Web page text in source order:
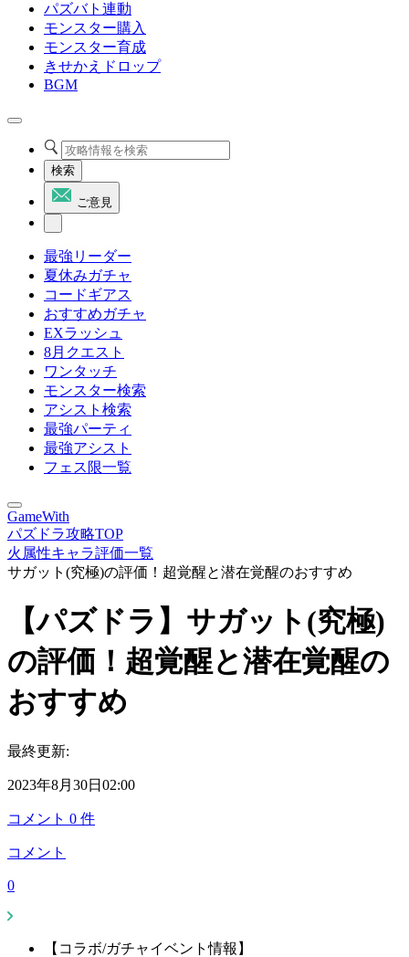
パズバト連動
モンスター購入
モンスター育成
きせかえドロップ
BGM
検索
ご意見
最強リーダー
夏休みガチャ
コードギアス
おすすめガチャ
EXラッシュ
8月クエスト
ワンタッチ
モンスター検索
アシスト検索
最強パーティ
最強アシスト
フェス限一覧
GameWith
パズドラ攻略TOP
火属性キャラ評価一覧
サガット(究極)の評価！超覚醒と潜在覚醒のおすすめ
【パズドラ】サガット(究極)
の評価！超覚醒と潜在覚醒の
おすすめ
最終更新:
2023年8月30日02:00
コメント 0 件
コメント
0
【コラボ/ガチャイベント情報】